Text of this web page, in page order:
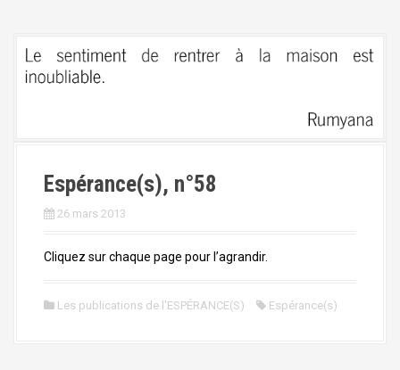
Espérance(s), n°58
26 mars 2013
Cliquez sur chaque page pour l’agrandir.
Les publications de l'ESPÉRANCE(S) Espérance(s)